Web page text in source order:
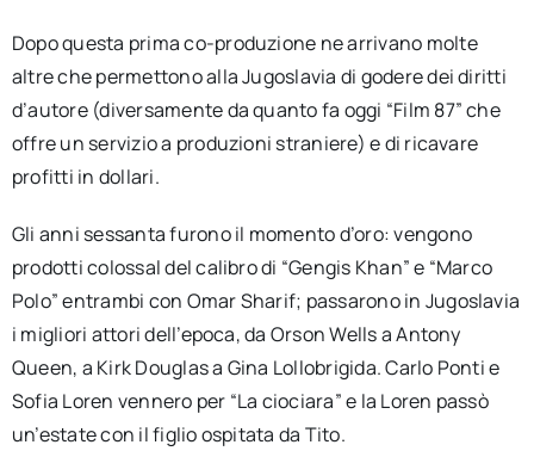
Dopo questa prima co-produzione ne arrivano molte
altre che permettono alla Jugoslavia di godere dei diritti
d’autore (diversamente da quanto fa oggi “Film 87” che
offre un servizio a produzioni straniere) e di ricavare
profitti in dollari.
Gli anni sessanta furono il momento d’oro: vengono
prodotti colossal del calibro di “Gengis Khan” e “Marco
Polo” entrambi con Omar Sharif; passarono in Jugoslavia
i migliori attori dell’epoca, da Orson Wells a Antony
Queen, a Kirk Douglas a Gina Lollobrigida. Carlo Ponti e
Sofia Loren vennero per “La ciociara” e la Loren passò
un’estate con il figlio ospitata da Tito.